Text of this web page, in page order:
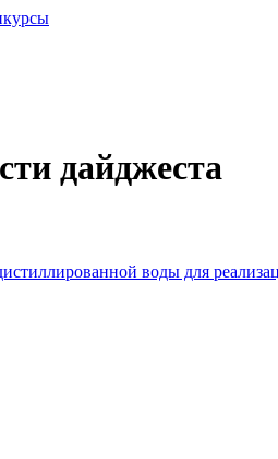
дайджеста
воды для